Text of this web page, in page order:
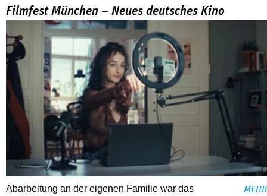
Filmfest München – Neues deutsches Kino
Abarbeitung an der eigenen Familie war das
MEHR